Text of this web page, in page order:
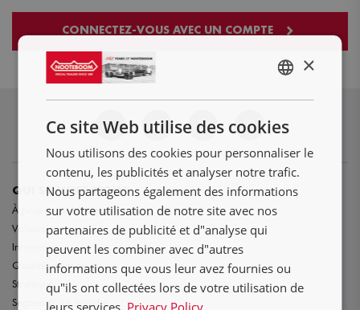
CONNECTEZ-VOUS AVEC UN COMPTE
QUI SOMMES NOUS
À propos de Nooteboom
Valeurs
Innovation
Qualité et longévité
Stratégie
Segments de marché
×
Ce site Web utilise des cookies
Nous utilisons des cookies pour personnaliser le
contenu, les publicités et analyser notre trafic.
Nous partageons également des informations
sur votre utilisation de notre site avec nos
partenaires de publicité et d"analyse qui
peuvent les combiner avec d"autres
informations que vous leur avez fournies ou
qu"ils ont collectées lors de votre utilisation de
leurs services. Privacy Policy